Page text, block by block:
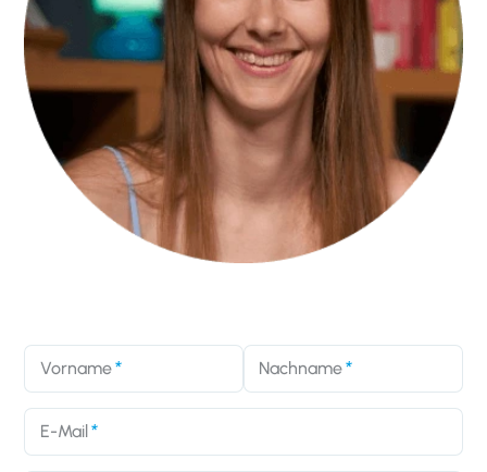
Vorname Nachname
E-Mail